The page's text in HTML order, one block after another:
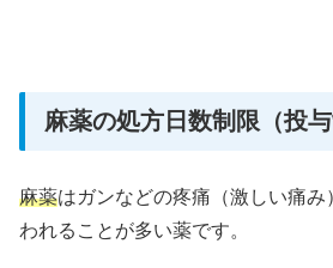
麻薬の処方日数制限（投与
麻薬はガンなどの疼痛（激しい痛
われることが多い薬です。